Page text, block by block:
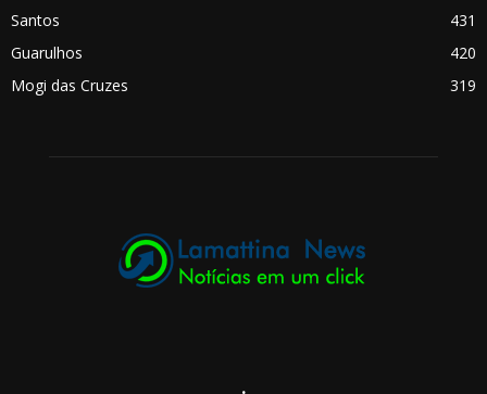
Santos
431
Guarulhos
420
Mogi das Cruzes
319
.